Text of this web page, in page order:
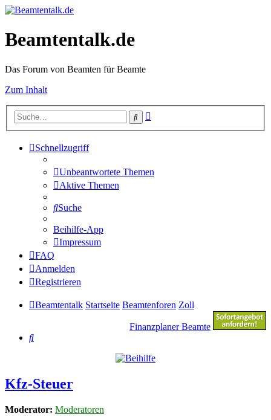
Beamtentalk.de
Das Forum von Beamten für Beamte
Zum Inhalt
Suche
Schnellzugriff
Unbeantwortete Themen
Aktive Themen
Suche
Beihilfe-App
Impressum
FAQ
Anmelden
Registrieren
Beamtentalk Startseite Beamtenforen Zoll
Finanzplaner Beamte
Suche
Kfz-Steuer
Moderator: Moderatoren